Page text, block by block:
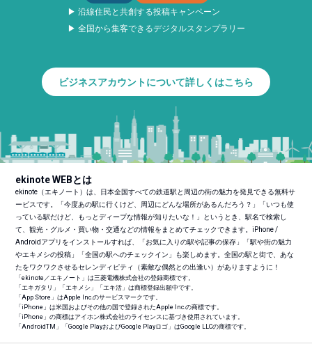
▶ 沿線住民と共創する投稿キャンペーン
▶ 全国から集客できるデジタルスタンプラリー
ビジネスアカウントについて詳しくはこちら
ekinote WEBとは
ekinote（エキノート）は、日本全国すべての鉄道駅と周辺の街の魅力を発見できる無料サ
ービスです。「今度あの駅に行くけど、周辺にどんな場所があるんだろう？」「いつも使
っている駅だけど、もっとディープな情報が知りたいな！」というとき、駅名で検索し
て、観光・グルメ・買い物・交通などの情報をまとめてチェックできます。iPhone /
Androidアプリをインストールすれば、「お気に入りの駅や記事の保存」「駅や街の魅力
やエキメシの投稿」「全国の駅へのチェックイン」も楽しめます。全国の駅と街で、あな
たをワクワクさせるセレンディピティ（素敵な偶然との出逢い）がありますように！
「ekinote／エキノート」は三菱電機株式会社の登録商標です。
「エキガタリ」「エキメシ」「エキ活」は商標登録出願中です。
「App Store」はApple Inc.のサービスマークです。
「iPhone」は米国およびその他の国で登録されたApple Inc.の商標です。
「iPhone」の商標はアイホン株式会社のライセンスに基づき使用されています。
「AndroidTM 」「Google PlayおよびGoogle Playロゴ」はGoogle LLCの商標です。